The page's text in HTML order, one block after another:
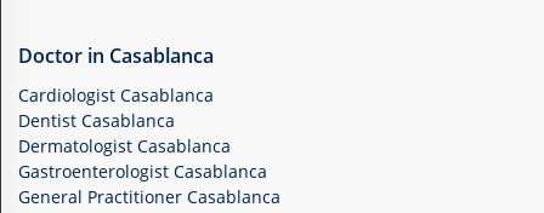
Doctor in Casablanca
Cardiologist Casablanca
Dentist Casablanca
Dermatologist Casablanca
Gastroenterologist Casablanca
General Practitioner Casablanca